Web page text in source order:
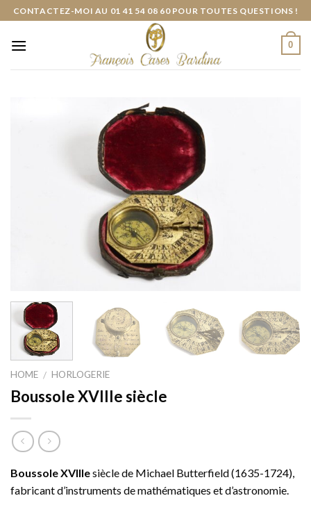
Skip
content
CONTACTEZ-MOI AU 01 41 54 08 60 POUR TOUTES QUESTIONS !
0
HOME / HORLOGERIE
Boussole XVIIIe siècle
Boussole XVIIIesiècle de Michael Butterfield (1635-1724),
fabricant d’instruments de mathématiques et d’astronomie.